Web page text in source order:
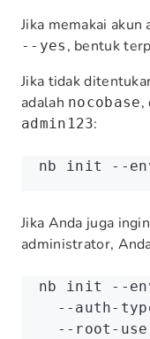
Jika memakai
--yes , bentuk
Jika tidak
adalah nocobase,
admin123:
nb init --
Jika Anda juga
administrator,
nb init --
--auth-
--root-